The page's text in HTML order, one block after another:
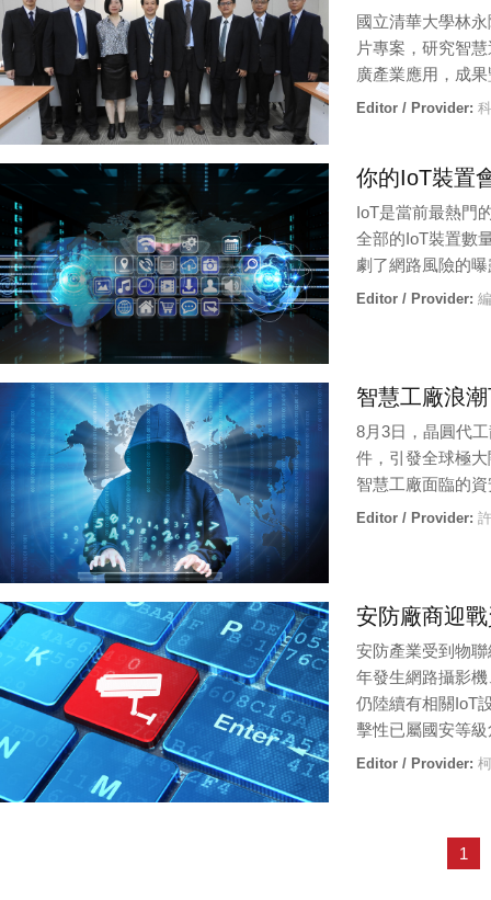
國立清華大學林
片專案，研究智
廣產業應用，成
Editor / Provider:
你的IoT裝置
IoT是當前最熱門
全部的IoT裝置數
劇了網路風險的
Editor / Provider:
智慧工廠浪
8月3日，晶圓代
件，引發全球極
智慧工廠面臨的
Editor / Provider:
安防廠商迎
安防產業受到物
年發生網路攝影
仍陸續有相關IoT
擊性已屬國安等
Editor / Provider:
1